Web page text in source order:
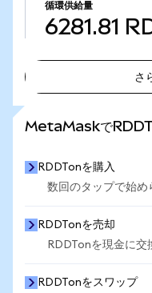
循環供給量
6281.81
さ
MetaMaskで
RDDTonを購入
数回のタップで始め
RDDTonを売却
RDDTonを現金に交
RDDTonをスワップ